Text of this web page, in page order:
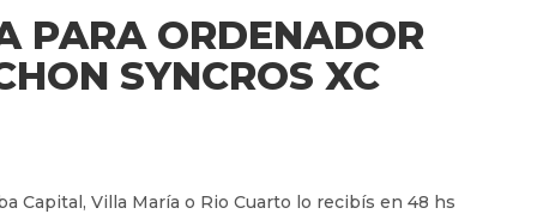
PARA ORDENADOR
SYNCROS XC
Capital, Villa María o Rio Cuarto lo recibís en 48 hs